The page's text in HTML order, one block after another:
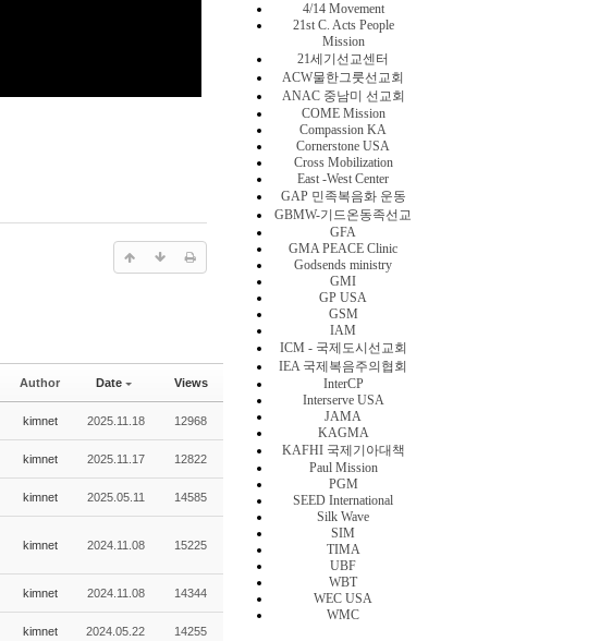
Author Date Views
kimnet 2025.11.18 12968
kimnet 2025.11.17 12822
kimnet 2025.05.11 14585
kimnet 2024.11.08 15225
kimnet 2024.11.08 14344
kimnet 2024.05.22 14255
4/14 Movement
21st C. Acts People
Mission
21세기선교센터
ACW물한그룻선교회
ANAC 중남미 선교회
COME Mission
Compassion KA
Cornerstone USA
Cross Mobilization
East -West Center
GAP 민족복음화 운동
GBMW-기드온동족선교
GFA
GMA PEACE Clinic
Godsends ministry
GMI
GP USA
GSM
IAM
ICM - 국제도시선교회
IEA 국제복음주의협회
InterCP
Interserve USA
JAMA
KAGMA
KAFHI 국제기아대책
Paul Mission
PGM
SEED International
Silk Wave
SIM
TIMA
UBF
WBT
WEC USA
WMC